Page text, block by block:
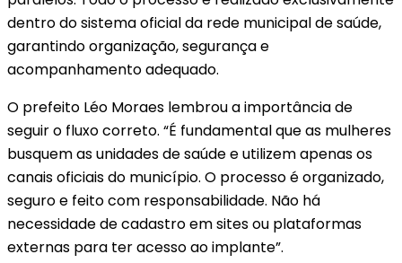
dentro do sistema oficial da rede municipal de saúde,
garantindo organização, segurança e
acompanhamento adequado.
O prefeito Léo Moraes lembrou a importância de
seguir o fluxo correto. “É fundamental que as mulheres
busquem as unidades de saúde e utilizem apenas os
canais oficiais do município. O processo é organizado,
seguro e feito com responsabilidade. Não há
necessidade de cadastro em sites ou plataformas
externas para ter acesso ao implante”.